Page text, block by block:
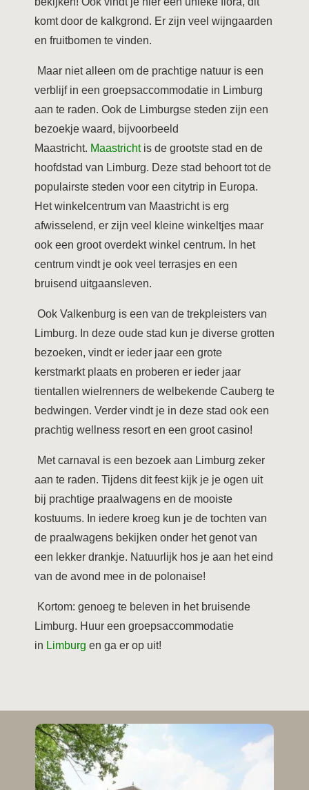
komt door de kalkgrond. Er zijn veel wijngaarden
en fruitbomen te vinden.
Maar niet alleen om de prachtige natuur is een
verblijf in een groepsaccommodatie in Limburg
aan te raden. Ook de Limburgse steden zijn een
bezoekje waard, bijvoorbeeld
Maastricht. Maastrichtis de grootste stad en de
hoofdstad van Limburg. Deze stad behoort tot de
populairste steden voor een citytrip in Europa.
Het winkelcentrum van Maastricht is erg
afwisselend, er zijn veel kleine winkeltjes maar
ook een groot overdekt winkel centrum. In het
centrum vindt je ook veel terrasjes en een
bruisend uitgaansleven.
Ook Valkenburg is een van de trekpleisters van
Limburg. In deze oude stad kun je diverse grotten
bezoeken, vindt er ieder jaar een grote
kerstmarkt plaats en proberen er ieder jaar
tientallen wielrenners de welbekende Cauberg te
bedwingen. Verder vindt je in deze stad ook een
prachtig wellness resort en een groot casino!
Met carnaval is een bezoek aan Limburg zeker
aan te raden. Tijdens dit feest kijk je je ogen uit
bij prachtige praalwagens en de mooiste
kostuums. In iedere kroeg kun je de tochten van
de praalwagens bekijken onder het genot van
een lekker drankje. Natuurlijk hos je aan het eind
van de avond mee in de polonaise!
Kortom: genoeg te beleven in het bruisende
Limburg. Huur een groepsaccommodatie
in Limburg en ga er op uit!